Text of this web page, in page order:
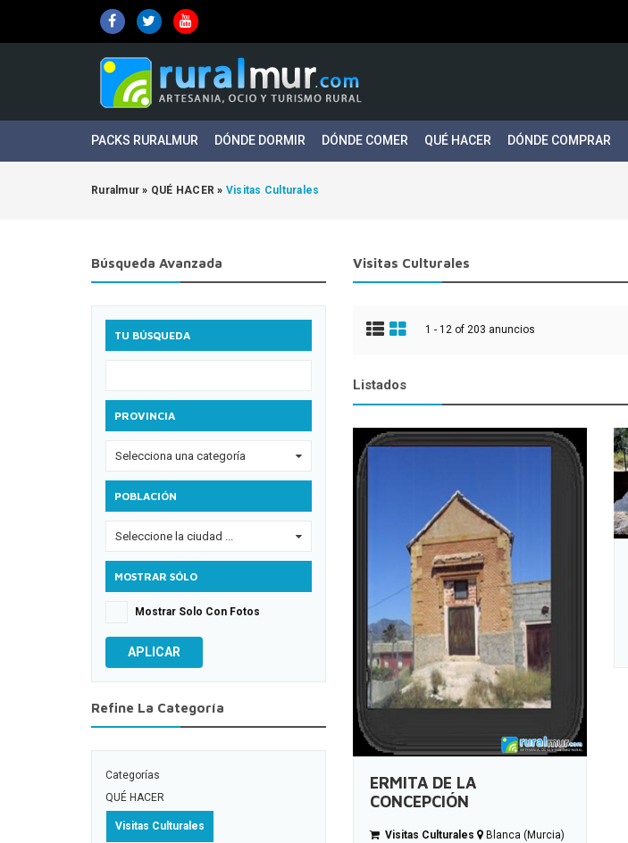
PACKS RURALMUR DÓNDE DORMIR DÓNDE COMER QUÉ HACER DÓNDE COMPRAR
Ruralmur » QUÉ HACER » Visitas Culturales
Búsqueda Avanzada
TU BÚSQUEDA
PROVINCIA
Selecciona una categoría
POBLACIÓN
Seleccione la ciudad ...
MOSTRAR SÓLO
Mostrar Solo Con Fotos
APLICAR
Refine La Categoría
Categorías
QUÉ HACER
Visitas Culturales
Visitas Culturales
1 - 12 of 203 anuncios
Listados
ERMITA DE LA
CONCEPCIÓN
Visitas Culturales
Blanca (Murcia)